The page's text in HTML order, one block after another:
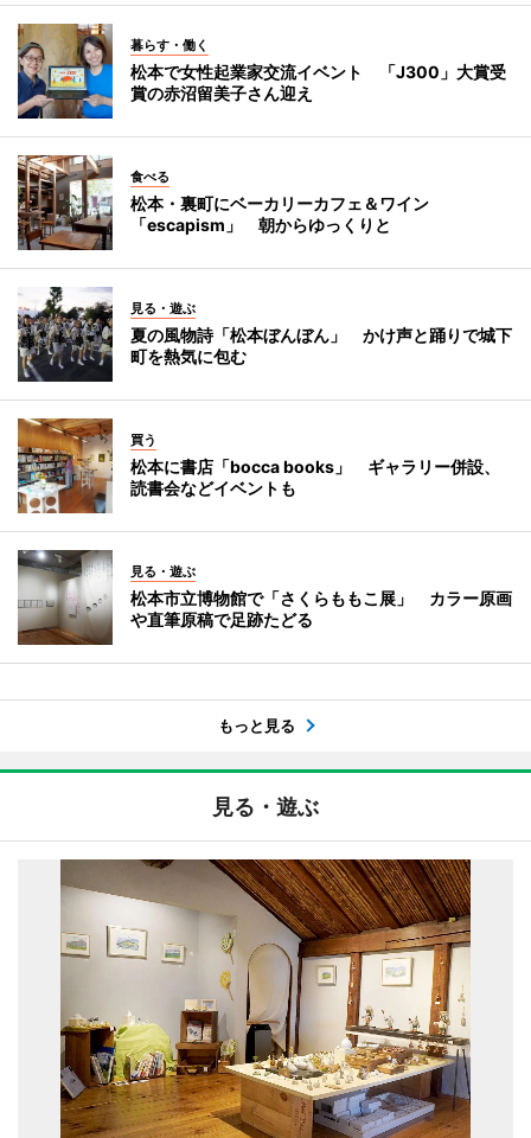
暮らす・働く
松本で女性起業家交流イベント 「J300」大賞受
賞の赤沼留美子さん迎え
食べる
松本・裏町にベーカリーカフェ＆ワイン
「escapism」 朝からゆっくりと
見る・遊ぶ
夏の風物詩「松本ぼんぼん」 かけ声と踊りで城下
町を熱気に包む
買う
松本に書店「bocca books」 ギャラリー併設、
読書会などイベントも
見る・遊ぶ
松本市立博物館で「さくらももこ展」 カラー原画
や直筆原稿で足跡たどる
もっと見る
見る・遊ぶ